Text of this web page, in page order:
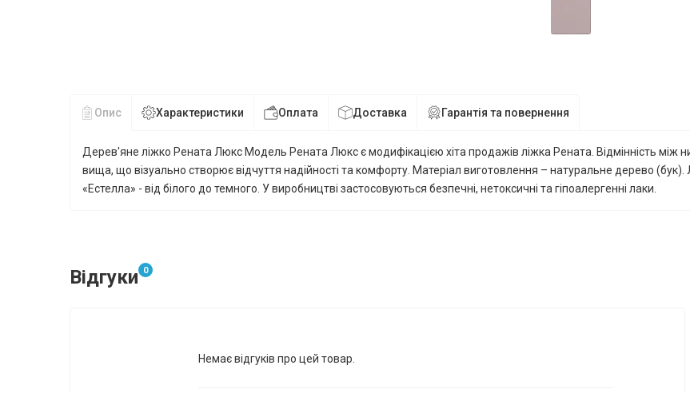
Опис Характеристики Оплата Доставка Гарантія та повернення
Дерев'яне ліжко Рената Люкс Модель Рената Люкс є модифікацією хіта продажів ліжка Рената. Відмінність між
вища, що візуально створює відчуття надійності та комфорту. Матеріал виготовлення – натуральне дерево
«Естелла» - від білого до темного. У виробництві застосовуються безпечні, нетоксичні та гіпоалергенні лаки.
Відгуки 0
Немає відгуків про цей товар.